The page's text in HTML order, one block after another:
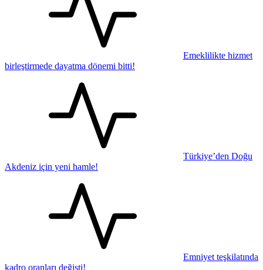
Emeklilikte hizmet
birleştirmede dayatma dönemi bitti!
Türkiye’den Doğu
Akdeniz için yeni hamle!
Emniyet teşkilatında
kadro oranları değişti!